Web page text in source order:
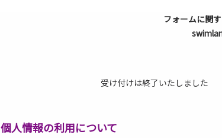
フォームに関
受け付けは終了いたしました
個人情報の利用について